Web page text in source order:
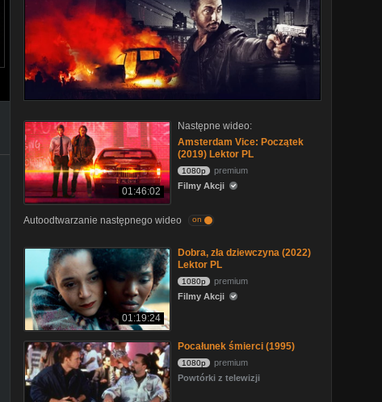
01:46:02
Następne wideo:
Amsterdam Vice: Początek
(2019) Lektor PL
1080p
premium
Filmy Akcji
Autoodtwarzanie następnego wideo on
01:19:24
Dobra, zła dziewczyna (2022)
Lektor PL
1080p
premium
Filmy Akcji
Pocałunek śmierci (1995)
1080p
premium
Powtórki z telewizji